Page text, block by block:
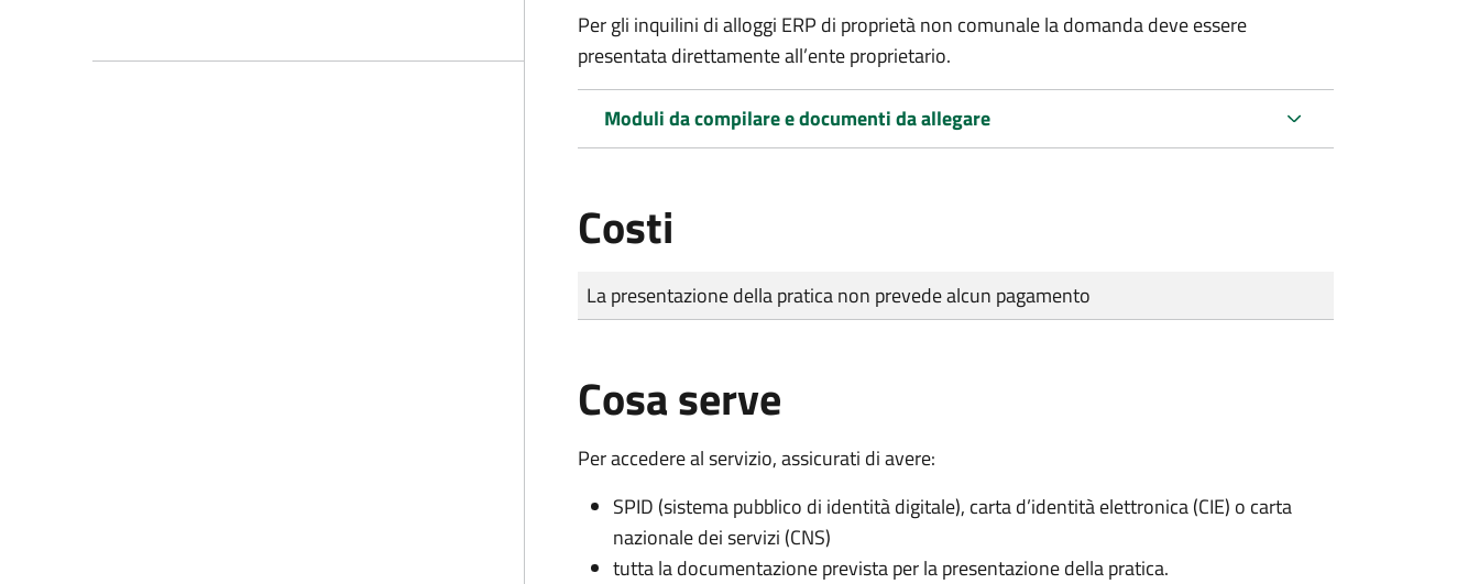
Per gli inquilini di alloggi ERP di proprietà non comunale la domanda deve essere
presentata direttamente all’ente proprietario.
Moduli da compilare e documenti da allegare
Costi
Tipo di pagamento
Importo
La presentazione della pratica non prevede alcun pagamento
Cosa serve
Per accedere al servizio, assicurati di avere:
SPID (sistema pubblico di identità digitale), carta d’identità elettronica (CIE) o carta
nazionale dei servizi (CNS)
tutta la documentazione prevista per la presentazione della pratica.